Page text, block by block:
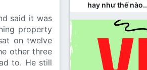
said it was
property
on twelve
other three
to. He still
hay như thế nào..